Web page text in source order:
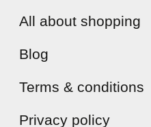
All about shopping
Blog
Terms & conditions
Privacy policy